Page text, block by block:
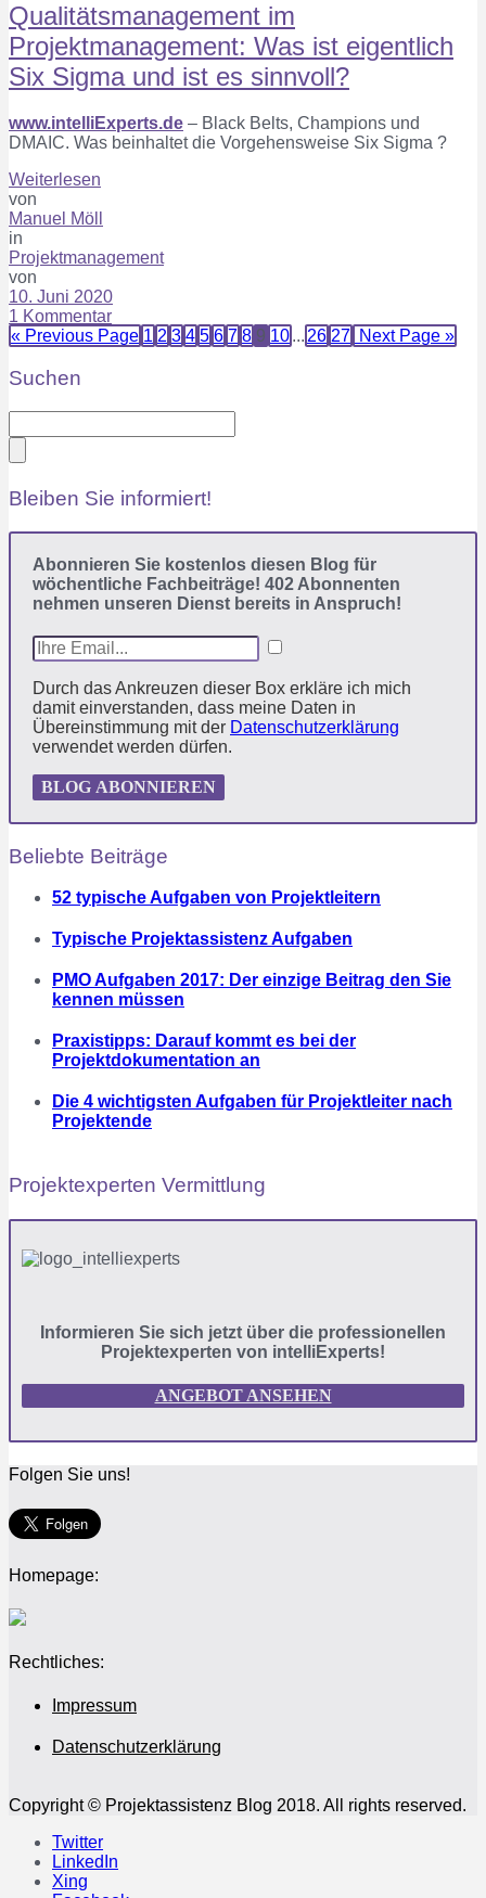
Qualitätsmanagement im
Projektmanagement: Was ist eigentlich
Six Sigma und ist es sinnvoll?
www.intelliExperts.de – Black Belts, Champions und
DMAIC. Was beinhaltet die Vorgehensweise Six Sigma ?
Weiterlesen
von
Manuel Möll
in
Projektmanagement
von
10. Juni 2020
1 Kommentar
« Previous Page 1 2 3 4 5 6 7 8 9 10... 26 27 Next Page »
Suchen
Bleiben Sie informiert!
Abonnieren Sie kostenlos diesen Blog für
wöchentliche Fachbeiträge! 402 Abonnenten
nehmen unseren Dienst bereits in Anspruch!
Durch das Ankreuzen dieser Box erkläre ich mich
damit einverstanden, dass meine Daten in
Übereinstimmung mit der Datenschutzerklärung
verwendet werden dürfen.
BLOG ABONNIEREN
Beliebte Beiträge
52 typische Aufgaben von Projektleitern
Typische Projektassistenz Aufgaben
PMO Aufgaben 2017: Der einzige Beitrag den Sie
kennen müssen
Praxistipps: Darauf kommt es bei der
Projektdokumentation an
Die 4 wichtigsten Aufgaben für Projektleiter nach
Projektende
Projektexperten Vermittlung
Informieren Sie sich jetzt über die professionellen
Projektexperten von intelliExperts!
ANGEBOT ANSEHEN
Folgen Sie uns!
Homepage:
Rechtliches:
Impressum
Datenschutzerklärung
Copyright © Projektassistenz Blog 2018. All rights reserved.
Twitter
LinkedIn
Xing